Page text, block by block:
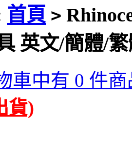
首頁 >
英文/簡體/
車中有 0 件
貨)